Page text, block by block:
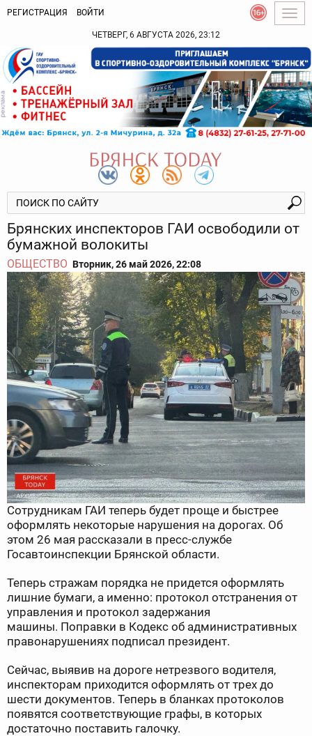
РЕГИСТРАЦИЯ ВОЙТИ
ЧЕТВЕРГ, 6 АВГУСТА 2026, 23:12
Брянских инспекторов ГАИ освободили от
бумажной волокиты
ОБЩЕСТВО Вторник, 26 май 2026, 22:08
Сотрудникам ГАИ теперь будет проще и быстрее
оформлять некоторые нарушения на дорогах. Об
этом 26 мая рассказали в пресс-службе
Госавтоинспекции Брянской области.
Теперь стражам порядка не придется оформлять
лишние бумаги, а именно: протокол отстранения от
управления и протокол задержания
машины. Поправки в Кодекс об административных
правонарушениях подписал президент.
Сейчас, выявив на дороге нетрезвого водителя,
инспекторам приходится оформлять от трех до
шести документов. Теперь в бланках протоколов
появятся соответствующие графы, в которых
достаточно поставить галочку.